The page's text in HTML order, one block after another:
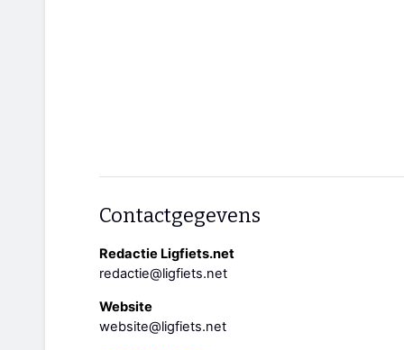
Contactgegevens
Redactie Ligfiets.net
redactie@ligfiets.net
Website
website@ligfiets.net